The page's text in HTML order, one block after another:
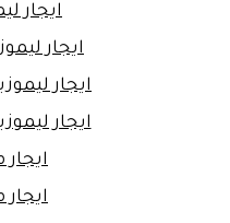
ايجار
ايجار
ايجار
ايجار